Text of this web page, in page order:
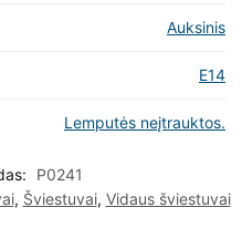
Auksinis
E14
Lemputės neįtrauktos.
P0241
, Šviestuvai, Vidaus šviestuvai